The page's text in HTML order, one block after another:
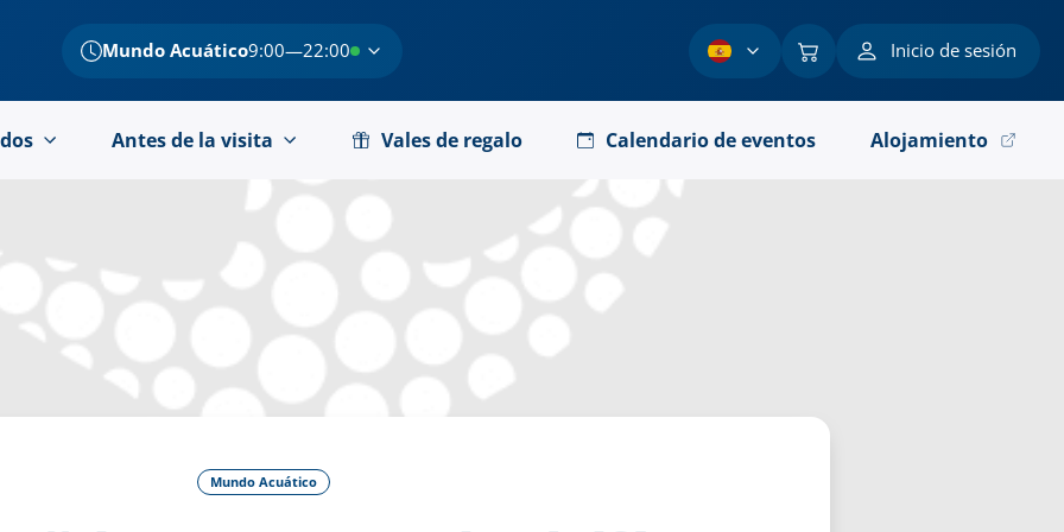
Mundo Acuático9:00—22:00 Inicio de sesión
Antes de la visita Vales de regalo Calendario de eventos Alojamiento
Mundo Acuático